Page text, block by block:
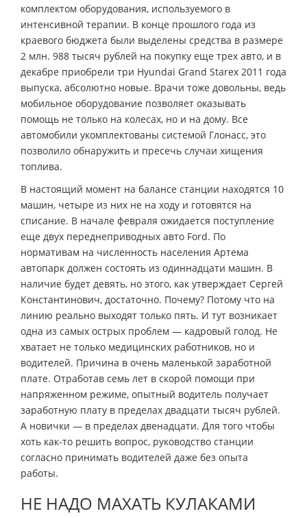
комплектом оборудования, используемого в
интенсивной терапии. В конце прошлого года из
краевого бюджета были выделены средства в размере
2 млн. 988 тысяч рублей на покупку еще трех авто, и в
декабре приобрели три Hyundai Grand Starex 2011 года
выпуска, абсолютно новые. Врачи тоже довольны, ведь
мобильное оборудование позволяет оказывать
помощь не только на колесах, но и на дому. Все
автомобили укомплектованы системой Глонасс, это
позволило обнаружить и пресечь случаи хищения
топлива.
В настоящий момент на балансе станции находятся 10
машин, четыре из них не на ходу и готовятся на
списание. В начале февраля ожидается поступление
еще двух переднеприводных авто Ford. По
нормативам на численность населения Артема
автопарк должен состоять из одиннадцати машин. В
наличие будет девять, но этого, как утверждает Сергей
Константинович, достаточно. Почему? Потому что на
линию реально выходят только пять. И тут возникает
одна из самых острых проблем — кадровый голод. Не
хватает не только медицинских работников, но и
водителей. Причина в очень маленькой заработной
плате. Отработав семь лет в скорой помощи при
напряженном режиме, опытный водитель получает
заработную плату в пределах двадцати тысяч рублей.
А новички — в пределах двенадцати. Для того чтобы
хоть как-то решить вопрос, руководство станции
согласно принимать водителей даже без опыта
работы.
НЕ НАДО МАХАТЬ КУЛАКАМИ